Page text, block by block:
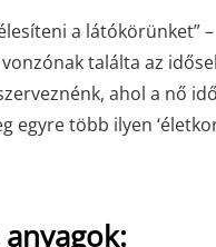
a látókörünket”
vonzónak találta az
ahol a nő
egyre több ilyen